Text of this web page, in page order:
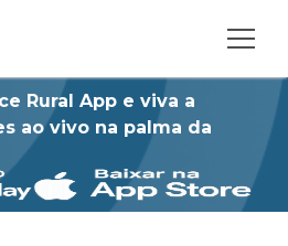
Rural App e viva a
ao vivo na palma da